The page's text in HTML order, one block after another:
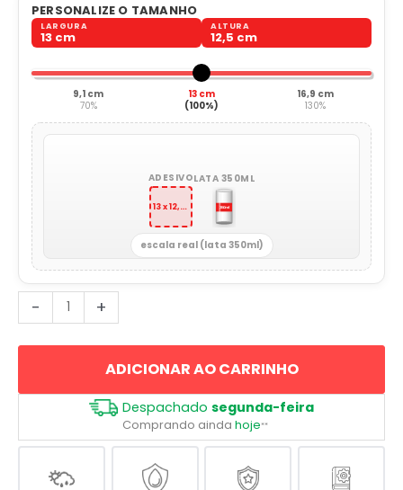
PERSONALIZE O TAMANHO
LARGURA
13 cm
ALTURA
12,5 cm
9,1 cm
70%
13 cm
(100%)
16,9 cm
130%
ADESIVO
13 x 12,5 cm
LATA 350ML
escala real (lata 350ml)
-
Americana
Atacando
+
ADICIONAR AO CARRINHO
Despachado segunda-feira
Comprando ainda hoje**